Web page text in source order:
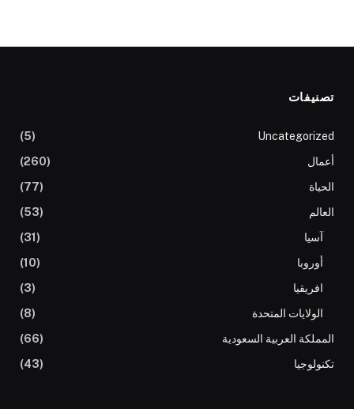
تصنيفات
Uncategorized
(5)
أعمال
(260)
الحياة
(77)
العالم
(53)
آسيا
(31)
أوروبا
(10)
افريقيا
(3)
الولايات المتحدة
(8)
المملكة العربية السعودية
(66)
تكنولوجيا
(43)